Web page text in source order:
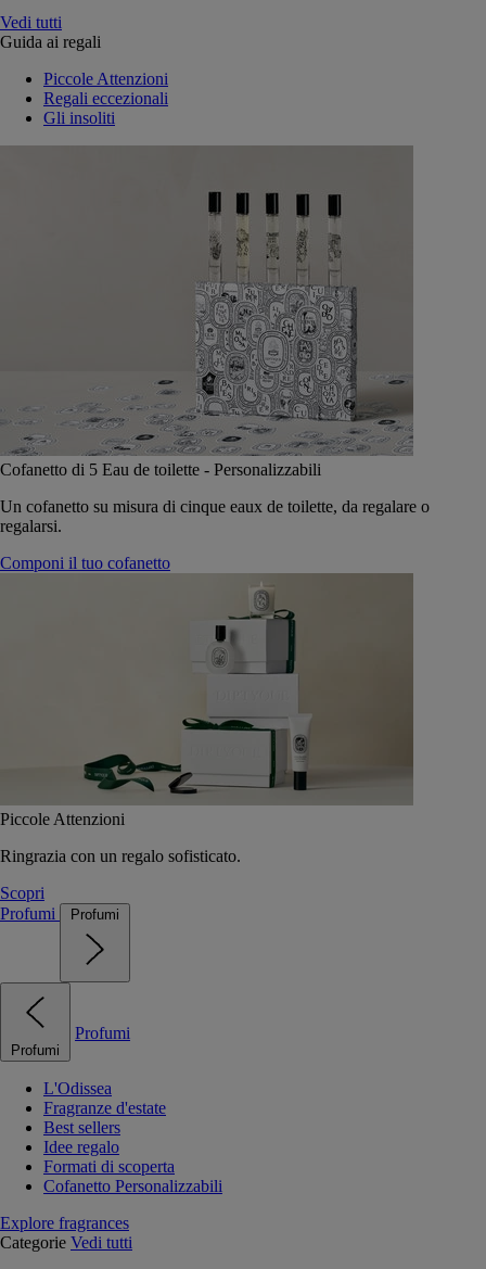
Vedi tutti
Guida ai regali
Piccole Attenzioni
Regali eccezionali
Gli insoliti
Cofanetto di 5 Eau de toilette - Personalizzabili
Un cofanetto su misura di cinque eaux de toilette, da regalare o
regalarsi.
Componi il tuo cofanetto
Piccole Attenzioni
Ringrazia con un regalo sofisticato.
Scopri
Profumi
Profumi
Profumi
Profumi
L'Odissea
Fragranze d'estate
Best sellers
Idee regalo
Formati di scoperta
Cofanetto Personalizzabili
Explore fragrances
Categorie Vedi tutti